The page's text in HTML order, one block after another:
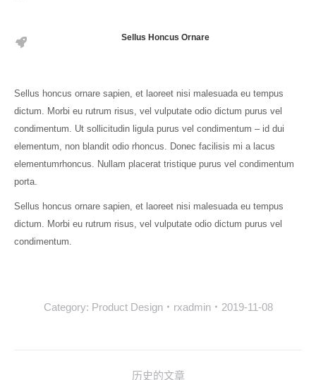
Sellus Honcus Ornare
Sellus honcus ornare sapien, et laoreet nisi malesuada eu tempus
dictum. Morbi eu rutrum risus, vel vulputate odio dictum purus vel
condimentum. Ut sollicitudin ligula purus vel condimentum – id dui
elementum, non blandit odio rhoncus. Donec facilisis mi a lacus
elementumrhoncus. Nullam placerat tristique purus vel condimentum
porta.
Sellus honcus ornare sapien, et laoreet nisi malesuada eu tempus
dictum. Morbi eu rutrum risus, vel vulputate odio dictum purus vel
condimentum.
Category: Product Design rxadmin 2019-11-08
历史的文章